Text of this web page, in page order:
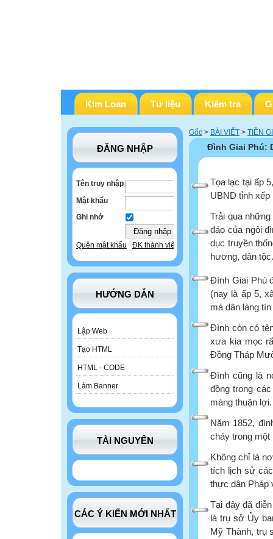
Kim Loan Tư liệu Kiểm tra
ĐĂNG NHẬP
Tên truy nhập
Mật khẩu
Ghi nhớ
Quên mật khẩu ĐK thành viên
HƯỚNG DẪN
Lập Web
Tạo HTML
HTML - CODE
Làm Banner
TÀI NGUYÊN
CÁC Ý KIẾN MỚI NHẤT
Gốc > BÀI VIẾT > TIỀN
Đình Giai Phú:
Tọa lạc tại ấp
UBND tỉnh
Trải qua
đáo của ngôi
dục truyền
hương, dân tộc.
Đình Giai Phú
(nay là ấp 5,
mà dân làng
Đình còn có
xưa kia mọc
Đồng Tháp
Đình cũng là
đồng trong
màng thuận lợi.
Năm 1852,
cháy trong một
Không chỉ là
tích lịch sử
thực dân Pháp
Tại đây đã
là trụ sở Ủy
Mỹ Thành, trụ